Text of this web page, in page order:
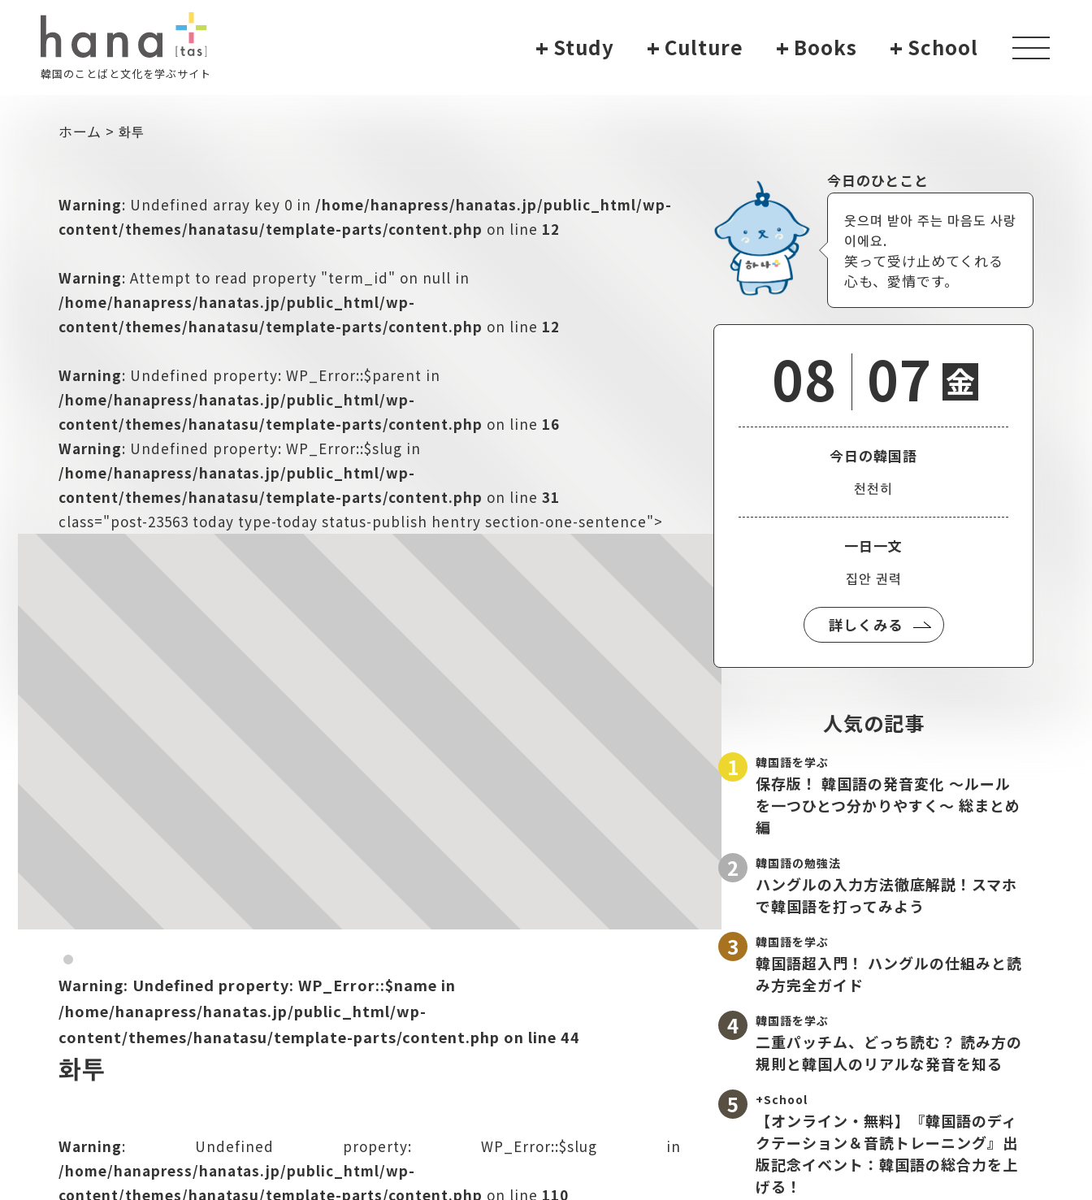
韓国のことばと文化を学ぶサイト
+ Study + Culture + Books + School
toggle
ホーム > 화투
Warning: Undefined array key 0 in /home/hanapress/hanatas.jp/public_html/wp-
content/themes/hanatasu/template-parts/content.php on line 12
Warning: Attempt to read property "term_id" on null in
/home/hanapress/hanatas.jp/public_html/wp-
content/themes/hanatasu/template-parts/content.php on line 12
Warning: Undefined property: WP_Error::$parent in
/home/hanapress/hanatas.jp/public_html/wp-
content/themes/hanatasu/template-parts/content.php on line 16
Warning: Undefined property: WP_Error::$slug in
/home/hanapress/hanatas.jp/public_html/wp-
content/themes/hanatasu/template-parts/content.php on line 31
class="post-23563 today type-today status-publish hentry section-one-sentence">
Warning: Undefined property: WP_Error::$name in
/home/hanapress/hanatas.jp/public_html/wp-
content/themes/hanatasu/template-parts/content.php on line 44
화투
Warning: Undefined property: WP_Error::$slug in
/home/hanapress/hanatas.jp/public_html/wp-
content/themes/hanatasu/template-parts/content.php on line 110
今日のひとこと
웃으며 받아 주는 마음도 사랑
이에요.
笑って受け止めてくれる
心も、愛情です。
08 07 金
今日の韓国語
천천히
一日一文
집안 권력
詳しくみる
人気の記事
韓国語を学ぶ
保存版！ 韓国語の発音変化 〜ルール
を一つひとつ分かりやすく〜 総まとめ
編
韓国語の勉強法
ハングルの入力方法徹底解説！スマホ
で韓国語を打ってみよう
韓国語を学ぶ
韓国語超入門！ ハングルの仕組みと読
み方完全ガイド
韓国語を学ぶ
二重パッチム、どっち読む？ 読み方の
規則と韓国人のリアルな発音を知る
+School
【オンライン・無料】『韓国語のディ
クテーション＆音読トレーニング』出
版記念イベント：韓国語の総合力を上
げる！